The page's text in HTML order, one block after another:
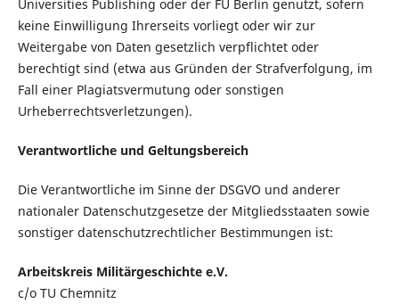
Universities Publishing oder der FU Berlin genutzt, sofern
keine Einwilligung Ihrerseits vorliegt oder wir zur
Weitergabe von Daten gesetzlich verpflichtet oder
berechtigt sind (etwa aus Gründen der Strafverfolgung, im
Fall einer Plagiatsvermutung oder sonstigen
Urheberrechtsverletzungen).
Verantwortliche und Geltungsbereich
Die Verantwortliche im Sinne der DSGVO und anderer
nationaler Datenschutzgesetze der Mitgliedsstaaten sowie
sonstiger datenschutzrechtlicher Bestimmungen ist:
Arbeitskreis Militärgeschichte e.V.
c/o TU Chemnitz